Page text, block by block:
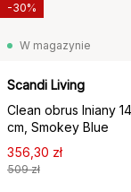
W magazynie
Scandi Living
Clean obrus lniany
cm, Smokey Blue
356,30 zł
509 zł
-30%